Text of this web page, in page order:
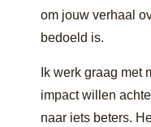
om jouw verhaal
bedoeld is.
Ik werk graag met
impact willen
naar iets beters.